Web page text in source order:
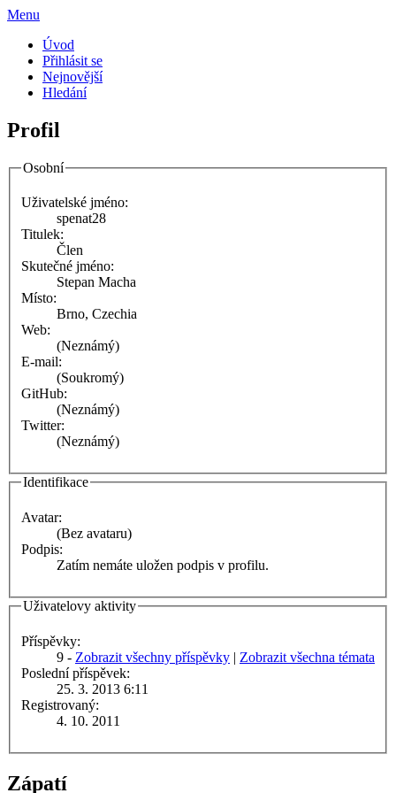
Menu
Úvod
Přihlásit se
Nejnovější
Hledání
Profil
Osobní
Uživatelské jméno:
spenat28
Titulek:
Člen
Skutečné jméno:
Stepan Macha
Místo:
Brno, Czechia
Web:
(Neznámý)
E-mail:
(Soukromý)
GitHub:
(Neznámý)
Twitter:
(Neznámý)
Identifikace
Avatar:
(Bez avataru)
Podpis:
Zatím nemáte uložen podpis v profilu.
Uživatelovy aktivity
Příspěvky:
9 - Zobrazit všechny příspěvky | Zobrazit všechna témata
Poslední příspěvek:
25. 3. 2013 6:11
Registrovaný:
4. 10. 2011
Zápatí